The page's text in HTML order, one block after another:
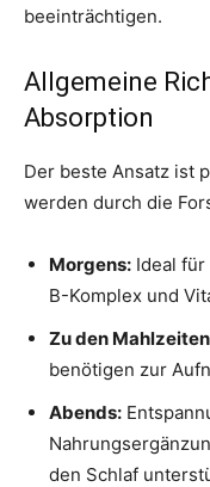
beeinträchtigen.
Allgemeine
Absorption
Der beste Ansatz ist
werden durch die
Morgens: Ideal
B-Komplex und
Zu den
benötigen zur
Abends:
den Schlaf